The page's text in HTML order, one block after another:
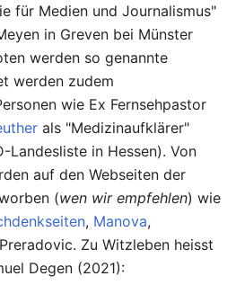
für Medien und Journalismus"
in Greven bei Münster
werden so genannte
werden zudem
wie Ex Fernsehpastor
als "Medizinaufklärer"
in Hessen). Von
auf den Webseiten der
(wen wir empfehlen) wie
, Manova,
Zu Witzleben heisst
Degen (2021):